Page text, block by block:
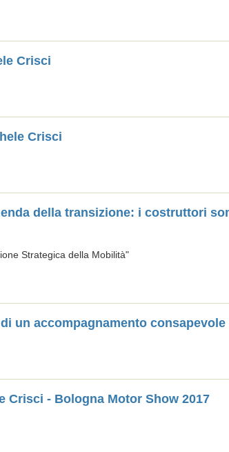
Crisci
Crisci
della transizione: i costruttori
Strategica della Mobilità"
un accompagnamento
Crisci - Bologna Motor Show 2017